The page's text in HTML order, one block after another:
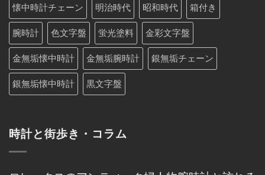
懐中時計チェーン 明治時代 昭和時代 箱付き
腕時計 色文字盤 蛍光塗料 金彩文字盤
金無垢懐中時計 金無垢腕時計 銀無垢チェーン
銀無垢懐中時計 黒文字盤
時計と街歩き・コラム